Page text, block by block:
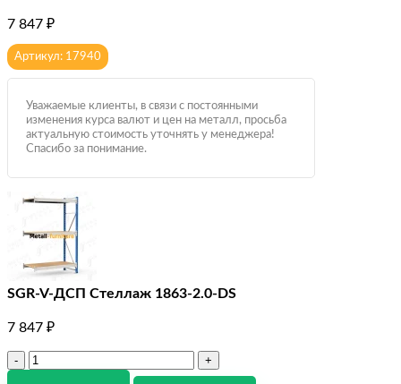
7 847 ₽
Артикул: 17940
Уважаемые клиенты, в связи с постоянными
изменения курса валют и цен на металл, просьба
актуальную стоимость уточнять у менеджера!
Спасибо за понимание.
SGR-V-ДСП Стеллаж 1863-2.0-DS
7 847 ₽
Количество